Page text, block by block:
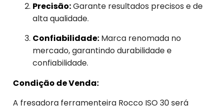
Precisão:Garante resultados precisos e de
alta qualidade.
Confiabilidade: Marca renomada no
mercado, garantindo durabilidade e
confiabilidade.
Condição de Venda:
A fresadora ferramenteira Rocco ISO 30 será